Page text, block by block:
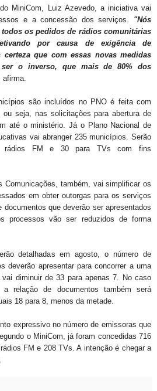
MiniCom, Luiz Azevedo, a iniciativa vai
e a concessão dos serviços. "Nós
os pedidos de rádios comunitárias
por causa de exigência de
certeza que com essas novas medidas
o inverso, que mais de 80% dos
afirma.
são incluídos no PNO é feita com
ou seja, nas solicitações para abertura de
até o ministério. Já o Plano Nacional de
vai abranger 235 municípios. Serão
rádios FM e 30 para TVs com fins
Comunicações, também, vai simplificar os
em obter outorgas para os serviços
documentos que deverão ser apresentados
processos vão ser reduzidos de forma
detalhadas em agosto, o número de
deverão apresentar para concorrer a uma
vai diminuir de 33 para apenas 7. No caso
a relação de documentos também será
18 para 8, menos da metade.
expressivo no número de emissoras que
o MiniCom, já foram concedidas 716
FM e 208 TVs. A intenção é chegar a